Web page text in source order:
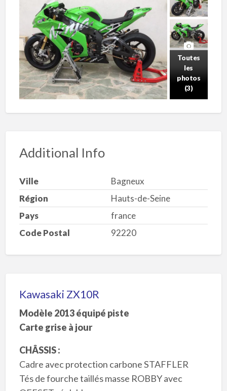
Toutes
les
photos
(3)
Additional Info
Ville
Bagneux
Région
Hauts-de-Seine
Pays
france
Code Postal
92220
Kawasaki ZX10R
Modèle 2013 équipé piste
Carte grise à jour
CHÂSSIS :
Cadre avec protection carbone STAFFLER
Tés de fourche taillés masse ROBBY avec